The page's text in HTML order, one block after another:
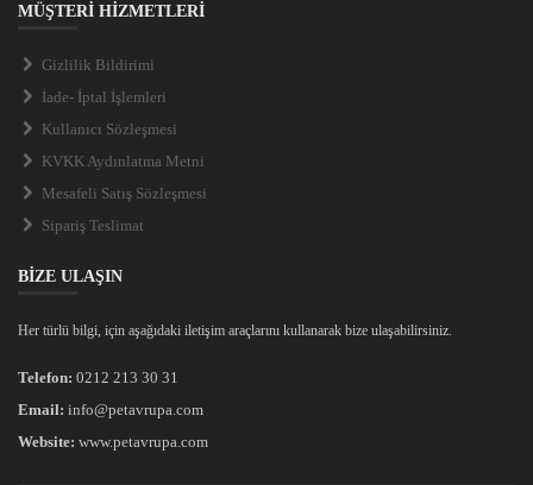
MÜŞTERİ HİZMETLERİ
Gizlilik Bildirimi
İade- İptal İşlemleri
Kullanıcı Sözleşmesi
KVKK Aydınlatma Metni
Mesafeli Satış Sözleşmesi
Sipariş Teslimat
BİZE ULAŞIN
Her türlü bilgi, için aşağıdaki iletişim araçlarını kullanarak bize ulaşabilirsiniz.
Telefon: 0212 213 30 31
Email: info@petavrupa.com
Website: www.petavrupa.com